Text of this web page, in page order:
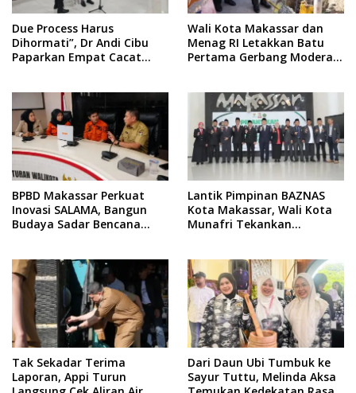
Due Process Harus
Dihormati”, Dr Andi Cibu
Paparkan Empat Cacat
Wali Kota Makassar dan
Menag RI Letakkan Batu
Pertama Gerbang Moderasi
BPBD Makassar Perkuat
Inovasi SALAMA, Bangun
Budaya Sadar Bencana
Lantik Pimpinan BAZNAS
Kota Makassar, Wali Kota
Munafri Tekankan
Data
Tak Sekadar Terima
Laporan, Appi Turun
Dari Daun Ubi Tumbuk ke
Sayur Tuttu, Melinda Aksa